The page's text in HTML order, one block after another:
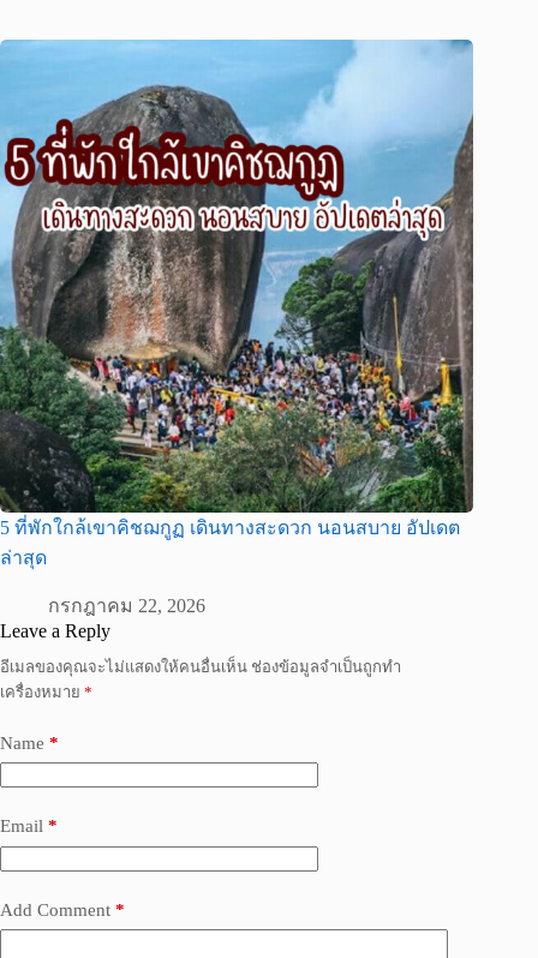
5 ที่พักใกล้เขาคิชฌกูฏ เดินทางสะดวก นอนสบาย อัปเดต
ล่าสุด
กรกฎาคม 22, 2026
Leave a Reply
อีเมลของคุณจะไม่แสดงให้คนอื่นเห็น ช่องข้อมูลจำเป็นถูกทำ
เครื่องหมาย *
Name *
Email *
Add Comment *